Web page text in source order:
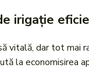
irigație
vitală, dar tot mai
la economisirea